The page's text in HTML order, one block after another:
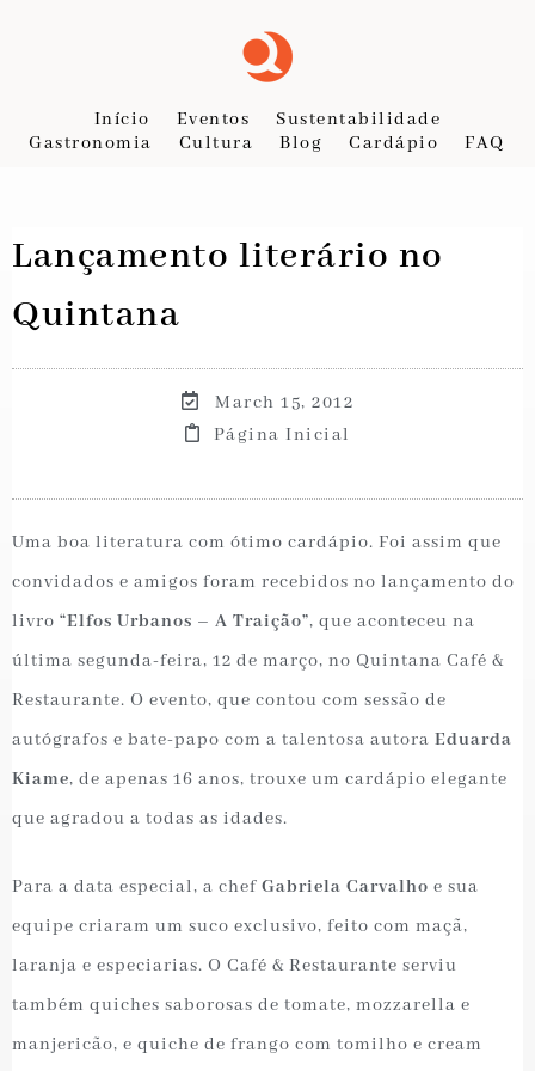
Início Eventos
Sustentabilidade
Gastronomia
Cultura Blog Cardápio FAQ
Lançamento literário no
Quintana
March 15, 2012
Página Inicial
Uma boa literatura com ótimo cardápio. Foi assim que
convidados e amigos foram recebidos no lançamento do
livro “Elfos Urbanos – A Traição”, que aconteceu na
última segunda-feira, 12 de março, no Quintana Café &
Restaurante. O evento, que contou com sessão de
autógrafos e bate-papo com a talentosa autora Eduarda
Kiame, de apenas 16 anos, trouxe um cardápio elegante
que agradou a todas as idades.
Para a data especial, a chef Gabriela Carvalho e sua
equipe criaram um suco exclusivo, feito com maçã,
laranja e especiarias. O Café & Restaurante serviu
também quiches saborosas de tomate, mozzarella e
manjericão, e quiche de frango com tomilho e cream